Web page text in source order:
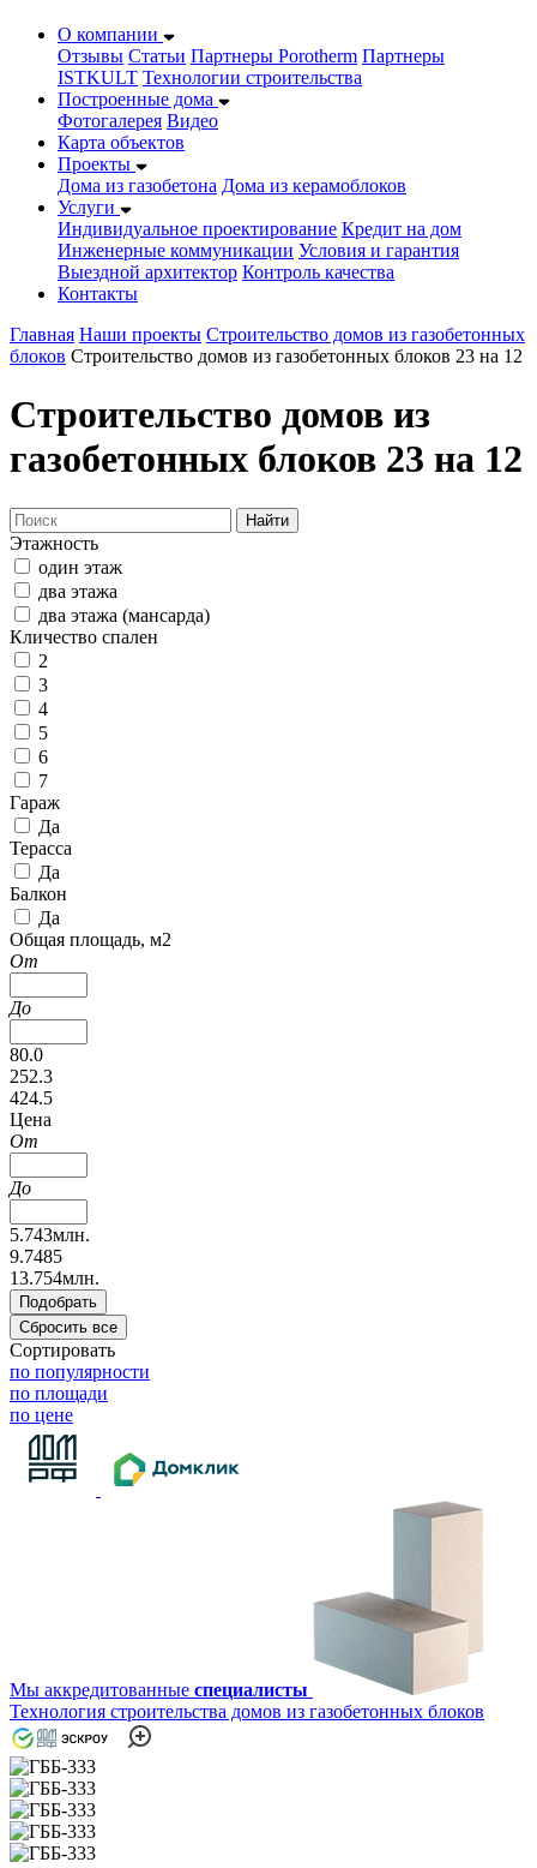
О компании
Отзывы Статьи Партнеры Porotherm Партнеры
ISTKULT Технологии строительства
Построенные дома
Фотогалерея Видео
Карта объектов
Проекты
Дома из газобетонa Дома из керамоблоков
Услуги
Индивидуальное проектирование Кредит на дом
Инженерные коммуникации Условия и гарантия
Выездной архитектор Контроль качества
Контакты
Главная Наши проекты Строительство домов из газобетонных
блоков Строительство домов из газобетонных блоков 23 на 12
Строительство домов из
газобетонных блоков 23 на 12
Найти
Этажность
один этаж
два этажа
два этажа (мансарда)
Кличество спален
2
3
4
5
6
7
Гараж
Да
Терасса
Да
Балкон
Да
Общая площадь, м2
От
До
80.0
252.3
424.5
Цена
От
До
5.743млн.
9.7485
13.754млн.
Сортировать
по популярности
по площади
по цене
Мы аккредитованные специалисты
Технология строительства домов из газобетонных блоков